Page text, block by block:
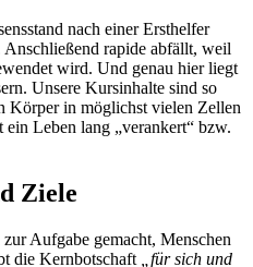
nach einer Ersthelfer
rapide abfällt, weil
wird. Und genau hier liegt
Unsere Kursinhalte sind so
Körper in möglichst vielen Zellen
Leben lang „verankert“ bzw.
Ziele
Aufgabe gemacht, Menschen
die Kernbotschaft
„für sich und